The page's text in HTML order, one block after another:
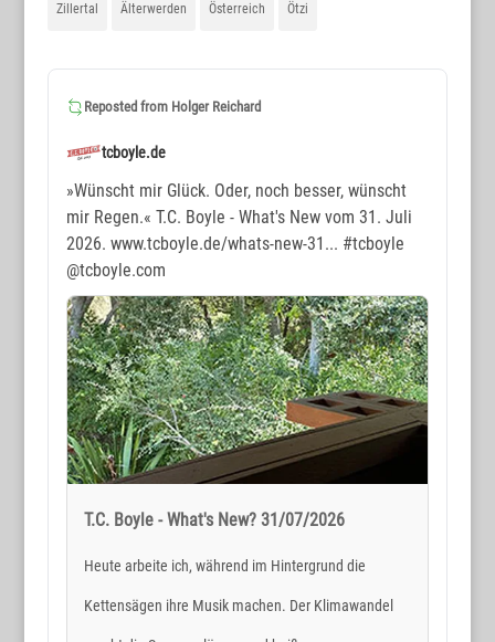
Zillertal Älterwerden Österreich Ötzi
Reposted from Holger Reichard
tcboyle.de
»Wünscht mir Glück. Oder, noch besser, wünscht
mir Regen.« T.C. Boyle - What's New vom 31. Juli
2026. www.tcboyle.de/whats-new-31... #tcboyle
@tcboyle.com
T.C. Boyle - What's New? 31/07/2026
Heute arbeite ich, während im Hintergrund die
Kettensägen ihre Musik machen. Der Klimawandel